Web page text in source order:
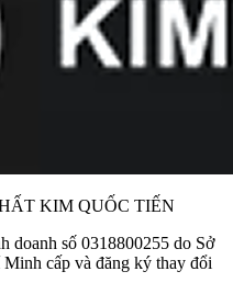
KIM QUỐC TIẾN
doanh số 0318800255 do Sở
cấp và đăng ký thay đổi